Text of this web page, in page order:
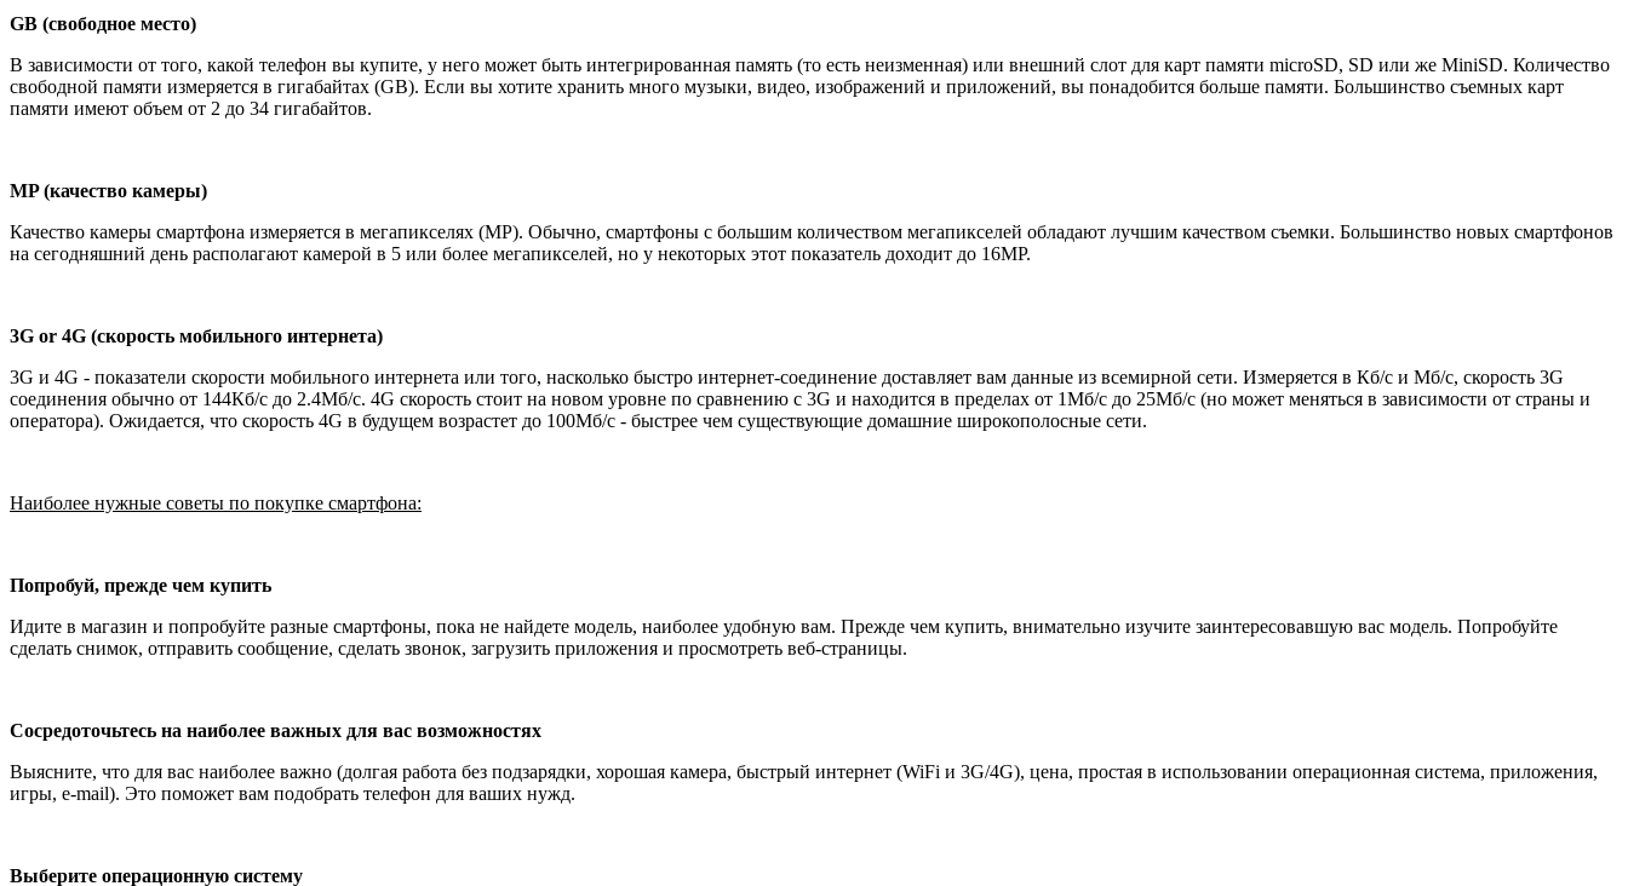
GB (свободное место)
В зависимости от того, какой телефон вы купите, у него может быть интегрированная память (то есть неизменная) или внешний слот для карт памяти microSD, SD или же MiniSD. Количество
свободной памяти измеряется в гигабайтах (GB). Если вы хотите хранить много музыки, видео, изображений и приложений, вы понадобится больше памяти. Большинство съемных карт
памяти имеют объем от 2 до 34 гигабайтов.
MP (качество камеры)
Качество камеры смартфона измеряется в мегапикселях (MP). Обычно, смартфоны с большим количеством мегапикселей обладают лучшим качеством съемки. Большинство новых смартфонов
на сегодняшний день располагают камерой в 5 или более мегапикселей, но у некоторых этот показатель доходит до 16MP.
3G or 4G (скорость мобильного интернета)
3G и 4G - показатели скорости мобильного интернета или того, насколько быстро интернет-соединение доставляет вам данные из всемирной сети. Измеряется в Кб/с и Мб/с, скорость 3G
соединения обычно от 144Кб/с до 2.4Мб/с. 4G скорость стоит на новом уровне по сравнению с 3G и находится в пределах от 1Мб/с до 25Мб/с (но может меняться в зависимости от страны и
оператора). Ожидается, что скорость 4G в будущем возрастет до 100Мб/с - быстрее чем существующие домашние широкополосные сети.
Наиболее нужные советы по покупке смартфона:
Попробуй, прежде чем купить
Идите в магазин и попробуйте разные смартфоны, пока не найдете модель, наиболее удобную вам. Прежде чем купить, внимательно изучите заинтересовавшую вас модель. Попробуйте
сделать снимок, отправить сообщение, сделать звонок, загрузить приложения и просмотреть веб-страницы.
Сосредоточьтесь на наиболее важных для вас возможностях
Выясните, что для вас наиболее важно (долгая работа без подзарядки, хорошая камера, быстрый интернет (WiFi и 3G/4G), цена, простая в использовании операционная система, приложения,
игры, e-mail). Это поможет вам подобрать телефон для ваших нужд.
Выберите операционную систему